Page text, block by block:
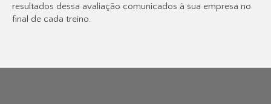
resultados dessa avaliação comunicados à sua empresa no
final de cada treino.